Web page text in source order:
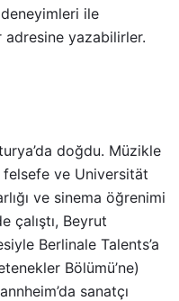
ile
yazabilirler.
doğdu. Müzikle
felsefe ve Universität
ve sinema öğrenimi
çalıştı, Beyrut
Berlinale Talents’a
Bölümü’ne)
sanatçı